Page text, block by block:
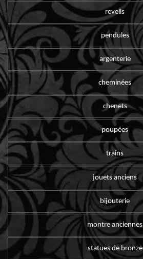
reveils
pendules
argenterie
cheminées
chenets
poupées
trains
jouets anciens
bijouterie
montre anciennes
statues de bronze